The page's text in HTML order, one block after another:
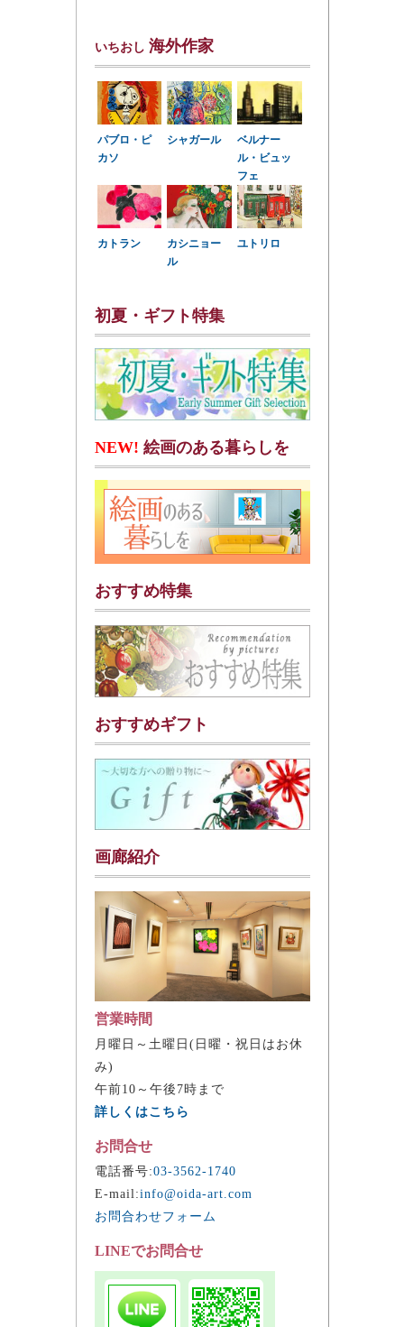
いちおし 海外作家
パブロ・ピ
カソ
シャガール
ベルナー
ル・ビュッ
フェ
カトラン
カシニョー
ル
ユトリロ
初夏・ギフト特集
NEW! 絵画のある暮らしを
おすすめ特集
おすすめギフト
画廊紹介
営業時間
月曜日～土曜日(日曜・祝日はお休
み)
午前10～午後7時まで
詳しくはこちら
お問合せ
電話番号:03-3562-1740
E-mail:info@oida-art.com
お問合わせフォーム
LINEでお問合せ